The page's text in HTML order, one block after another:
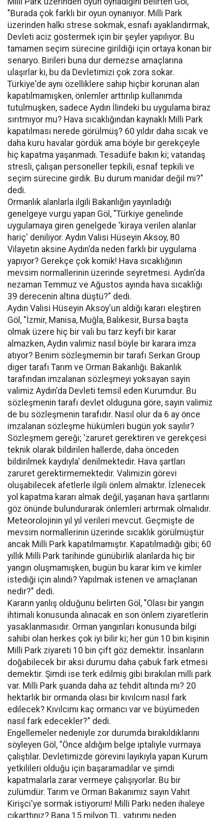
"Burada çok farklı bir oyun oynanıyor. Milli Park
üzerinden halkı strese sokmak, esnafı ayaklandırmak,
Devleti aciz göstermek için bir şeyler yapılıyor. Bu
tamamen seçim sürecine girildiği için ortaya konan bir
senaryo. Birileri buna dur demezse amaçlarına
ulaşırlar ki, bu da Devletimizi çok zora sokar.
Türkiye'de aynı özelliklere sahip hiçbir korunan alan
kapatılmamışken, önlemler arttırılıp kullanımda
tutulmuşken, sadece Aydın İlindeki bu uygulama biraz
sırıtmıyor mu? Hava sıcaklığından kaynaklı Milli Park
kapatılması nerede görülmüş? 60 yıldır daha sıcak ve
daha kuru havalar gördük ama böyle bir gerekçeyle
hiç kapatma yaşanmadı. Tesadüfe bakın ki; vatandaş
stresli, çalışan personeller tepkili, esnaf tepkili ve
seçim sürecine girdik. Bu durum manidar değil mi?"
dedi.
Ormanlık alanlarla ilgili Bakanlığın yayınladığı
genelgeye vurgu yapan Göl, "Türkiye genelinde
uygulamaya giren genelgede 'kiraya verilen alanlar
hariç' deniliyor. Aydın Valisi Hüseyin Aksoy, 80
Vilayetin aksine Aydın'da neden farklı bir uygulama
yapıyor? Gerekçe çok komik! Hava sıcaklığının
mevsim normallerinin üzerinde seyretmesi. Aydın'da
nezaman Temmuz ve Ağustos ayında hava sıcaklığı
39 derecenin altına düştü?" dedi.
Aydın Valisi Hüseyin Aksoy'un aldığı kararı eleştiren
Göl, "İzmir, Manisa, Muğla, Balıkesir, Bursa başta
olmak üzere hiç bir vali bu tarz keyfi bir karar
almazken, Aydın valimiz nasıl böyle bir karara imza
atıyor? Benim sözleşmemin bir tarafı Serkan Group
diger tarafı Tarım ve Orman Bakanlığı. Bakanlık
tarafından imzalanan sözleşmeyi yoksayan sayin
valimiz Aydın'da Devleti temsil eden Kurumdur. Bu
sözleşmenin tarafı devlet olduguna göre, sayın valimiz
de bu sözleşmenin tarafıdır. Nasıl olur da 6 ay önce
imzalanan sözleşme hükümleri bugün yok sayılır?
Sözleşmem gereği; 'zaruret gerektiren ve gerekçesi
teknik olarak bildirilen hallerde, daha önceden
bildirilmek kaydıyla' denilmektedir. Hava şartları
zaruret gerektirmemektedir. Valimizin görevi
oluşabilecek afetlerle ilgili önlem almaktır. İzlenecek
yol kapatma kararı almak değil, yaşanan hava şartlarını
göz önünde bulundurarak önlemleri artırmak olmalıdır.
Meteorolojinin yıl yıl verileri mevcut. Geçmişte de
mevsim normallerinin üzerinde sıcaklık görülmüştür
ancak Milli Park kapatılmamıştır. Kapatılmadığı gibi; 60
yıllık Milli Park tarihinde günübirlik alanlarda hiç bir
yangın oluşmamışken, bugün bu karar kim ve kimler
istediği için alındı? Yapılmak istenen ve amaçlanan
nedir?" dedi.
Kararın yanlış olduğunu belirten Göl, "Olası bir yangın
ihtimali konusunda alınacak en son önlem ziyaretlerin
yasaklanmasıdır. Orman yangınları konusunda bilgi
sahibi olan herkes çok iyi bilir ki; her gün 10 bin kişinin
Milli Park ziyareti 10 bin çift göz demektir. İnsanların
doğabilecek bir aksi durumu daha çabuk fark etmesi
demektir. Şimdi ise terk edilmiş gibi bırakılan milli park
var. Milli Park şuanda daha az tehdit altında mı? 20
hektarlık bir ormanda olası bir kıvılcım nasıl fark
edilecek? Kıvılcımı kaç ormancı var ve büyümeden
nasıl fark edecekler?" dedi.
Engellemeler nedeniyle zor durumda bırakıldıklarını
söyleyen Göl, "Önce aldığım belge iptaliyle vurmaya
çalıştılar. Devletimizde görevini layıkıyla yapan Kurum
yetkilileri olduğu için başaramadılar ve şimdi
kapatmalarla zarar vermeye çalışıyorlar. Bu bir
zulümdür. Tarım ve Orman Bakanımız sayın Vahit
Kirişci'ye sormak istiyorum! Milli Parkı neden ihaleye
çıkarttınız? Bana 15 milyon TL. yatırımı neden